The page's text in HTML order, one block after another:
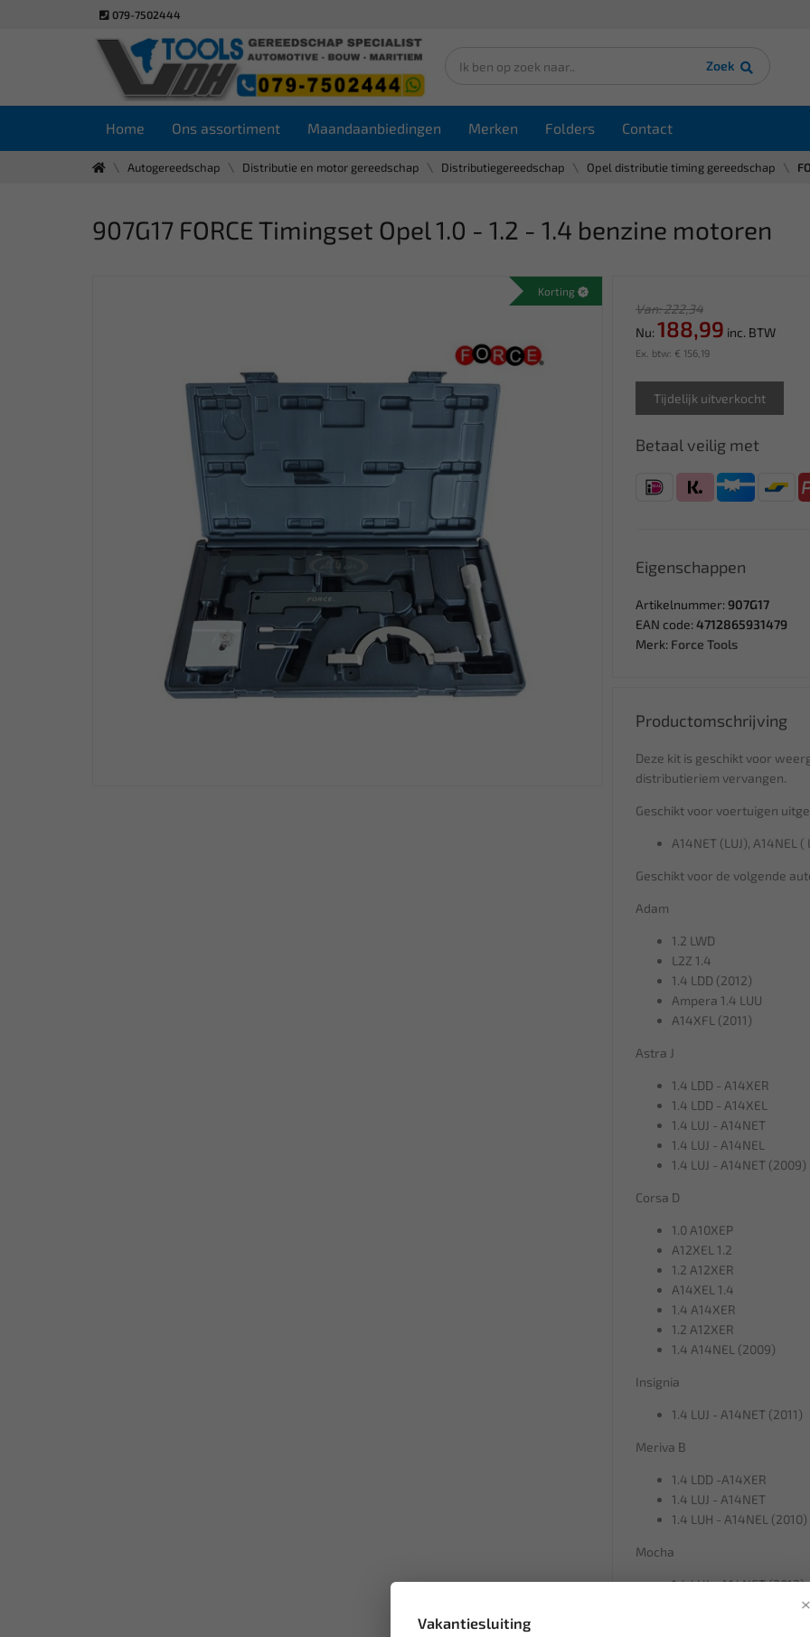
079-7502444
Zoek
Home Ons assortiment Maandaanbiedingen Merken Folders Contact
Autogereedschap Distributie en motor gereedschap Distributiegereedschap Opel distributie timing gereedschap
×
Vakantiesluiting
907G17 FORCE Timingset Opel 1.0 - 1.2 - 1.4 benzine motoren
Korting
Van: 222,34
Nu: 188,99 inc. BTW
Ex. btw: € 156,19
Tijdelijk uitverkocht
Betaal veilig met
Eigenschappen
Artikelnummer: 907G17
EAN code: 4712865931479
Merk: Force Tools
Productomschrijving
Deze kit is geschikt voor
distributieriem vervangen.
Geschikt voor voertuigen
A14NET (LUJ), A14NEL
Geschikt voor de volgende
Adam
1.2 LWD
L2Z 1.4
1.4 LDD (2012)
Ampera 1.4 LUU
A14XFL (2011)
Astra J
1.4 LDD - A14XER
1.4 LDD - A14XEL
1.4 LUJ - A14NET
1.4 LUJ - A14NEL
1.4 LUJ - A14NET (2009)
Corsa D
1.0 A10XEP
A12XEL 1.2
1.2 A12XER
A14XEL 1.4
1.4 A14XER
1.2 A12XER
1.4 A14NEL (2009)
Insignia
1.4 LUJ - A14NET (2011)
Meriva B
1.4 LDD -A14XER
1.4 LUJ - A14NET
1.4 LUH - A14NEL (2010)
Mocha
1.4 LUJ - A14NET (2012)